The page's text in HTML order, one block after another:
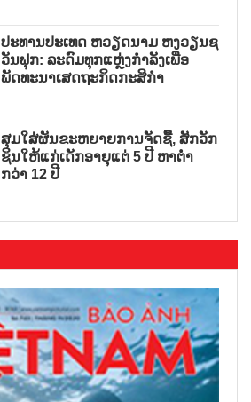
ປະທານປະເທດ ຫວຽດນາມ ຫງວຽນຊ
ວັນຟຸກ: ລະດົມທຸກແຫຼ່ງກຳລັງເພື່ອ
ພັດທະນາເສດຖະກິດກະສິກຳ
ສຸມໃສ່ຜັນຂະຫຍາຍການຈັດຊື້, ສັກວັກ
ຊິນໃຫ້ແກ່ເດັກອາຍຸແຕ່ 5 ປີ ຫາຕ່ຳ
ກວ່າ 12 ປີ